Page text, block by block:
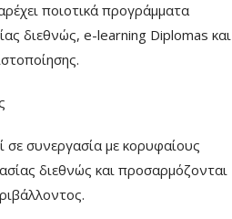
ποιοτικά προγράμματα
διεθνώς, e-learning Diplomas και
συνεργασία με κορυφαίους
διεθνώς και προσαρμόζονται